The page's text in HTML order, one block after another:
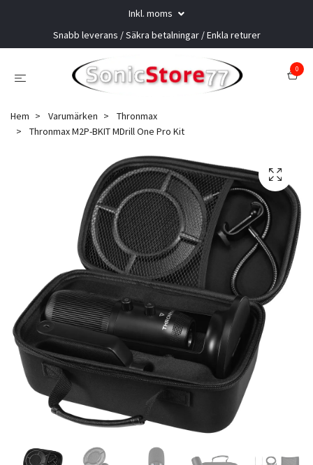
Inkl. moms
Snabb leverans / Säkra betalningar / Enkla returer
0
Hem Varumärken
Thronmax
Thronmax M2P-BKIT MDrill One Pro Kit